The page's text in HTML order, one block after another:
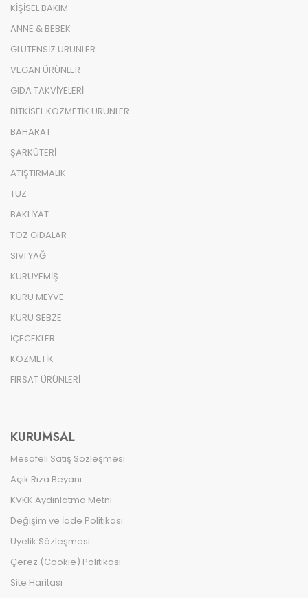
KİŞİSEL BAKIM
ANNE & BEBEK
GLUTENSİZ ÜRÜNLER
VEGAN ÜRÜNLER
GIDA TAKVİYELERİ
BİTKİSEL KOZMETİK ÜRÜNLER
BAHARAT
ŞARKÜTERİ
ATIŞTIRMALIK
TUZ
BAKLİYAT
TOZ GIDALAR
SIVI YAĞ
KURUYEMİŞ
KURU MEYVE
KURU SEBZE
İÇECEKLER
KOZMETİK
FIRSAT ÜRÜNLERİ
KURUMSAL
Mesafeli Satış Sözleşmesi
Açık Rıza Beyanı
KVKK Aydınlatma Metni
Değişim ve İade Politikası
Üyelik Sözleşmesi
Çerez (Cookie) Politikası
Site Haritası